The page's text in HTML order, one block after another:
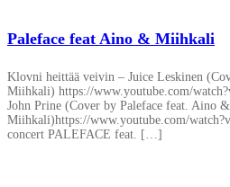
Paleface feat Aino & Miihkali
Klovni heittää veivin – Juice Leskinen
Miihkali) https://www.youtube.com/
John Prine (Cover by Paleface feat. Aino &
Miihkali)https://www.youtube.com/
concert PALEFACE feat. […]